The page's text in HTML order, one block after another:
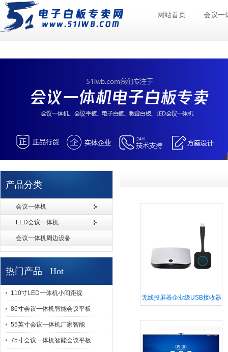
网站首页 会议一
产品分类
会议一体机
LED会议一体机
会议一体机周边设备
热门产品 Hot
110寸LED一体机小间距视
86寸会议一体机智能会议平板
55英寸会议一体机厂家智能
75寸会议一体机智能会议平板
无线投屏器企业级USB接收器